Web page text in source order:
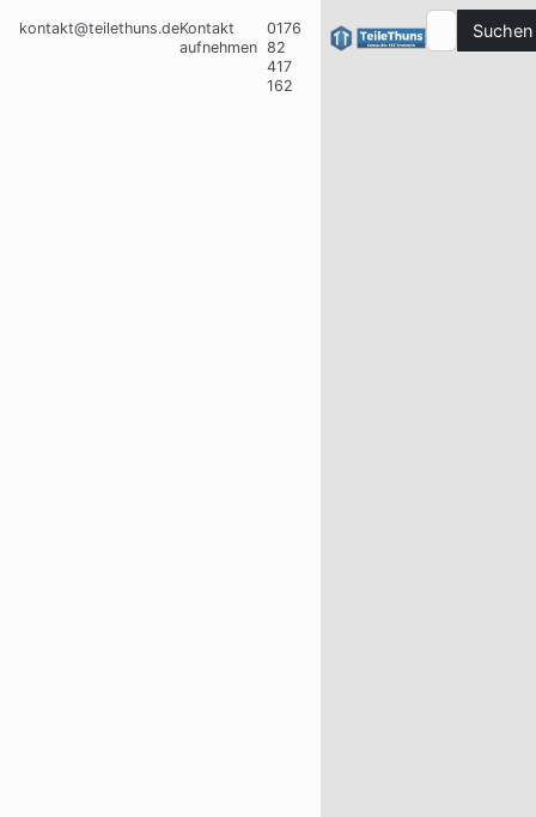
kontakt@teilethuns.deKontakt
aufnehmen
0176
82
417
162
Suchen